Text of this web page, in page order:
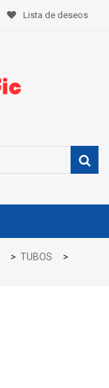
Lista de deseos
> TUBOS
>